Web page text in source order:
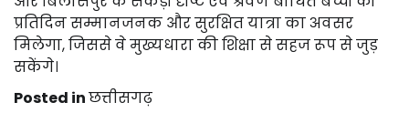
प्रतिदिन सम्मानजनक और सुरक्षित यात्रा का अवसर
मिलेगा, जिससे वे मुख्यधारा की शिक्षा से सहज रूप से जुड़
सकेंगे।
Posted inछत्तीसगढ़